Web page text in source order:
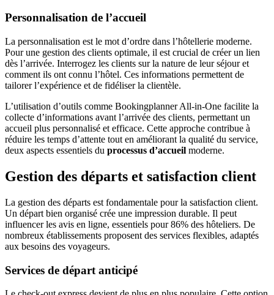
Personnalisation de l’accueil
La personnalisation est le mot d’ordre dans l’hôtellerie moderne.
Pour une gestion des clients optimale, il est crucial de créer un lien
dès l’arrivée. Interrogez les clients sur la nature de leur séjour et
comment ils ont connu l’hôtel. Ces informations permettent de
tailorer l’expérience et de fidéliser la clientèle.
L’utilisation d’outils comme Bookingplanner All-in-One facilite la
collecte d’informations avant l’arrivée des clients, permettant un
accueil plus personnalisé et efficace. Cette approche contribue à
réduire les temps d’attente tout en améliorant la qualité du service,
deux aspects essentiels du processus d’accueil moderne.
Gestion des départs et satisfaction client
La gestion des départs est fondamentale pour la satisfaction client.
Un départ bien organisé crée une impression durable. Il peut
influencer les avis en ligne, essentiels pour 86% des hôteliers. De
nombreux établissements proposent des services flexibles, adaptés
aux besoins des voyageurs.
Services de départ anticipé